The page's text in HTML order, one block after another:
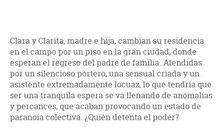
Clara y Clarita, madre e hija, cambian su residencia
en el campo por un piso en la gran ciudad, donde
esperan el regreso del padre de familia. Atendidas
por un silencioso portero, una sensual criada y un
asistente extremadamente locuaz, lo que tendría que
ser una tranquila espera se va llenando de anomalías
y percances, que acaban provocando un estado de
paranoia colectiva. ¿Quién detenta el poder?